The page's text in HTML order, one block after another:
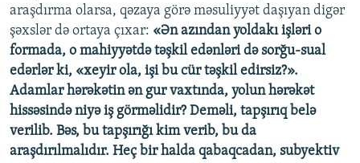
araşdırma olarsa, qəzaya görə məsuliyyət daşıyan digər
şəxslər də ortaya çıxar: «Ən azından yoldakı işləri o
formada, o mahiyyətdə təşkil edənləri də sorğu-sual
edərlər ki, «xeyir ola, işi bu cür təşkil edirsiz?».
Adamlar hərəkətin ən gur vaxtında, yolun hərəkət
hissəsində niyə iş görməlidir? Deməli, tapşırıq belə
verilib. Bəs, bu tapşırığı kim verib, bu da
araşdırılmalıdır. Heç bir halda qabaqcadan, subyektiv